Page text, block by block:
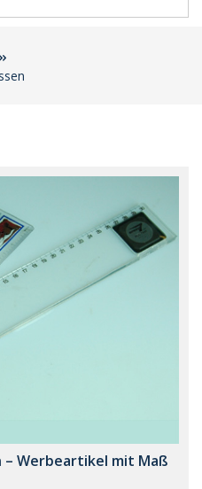
– Werbeartikel mit Maß